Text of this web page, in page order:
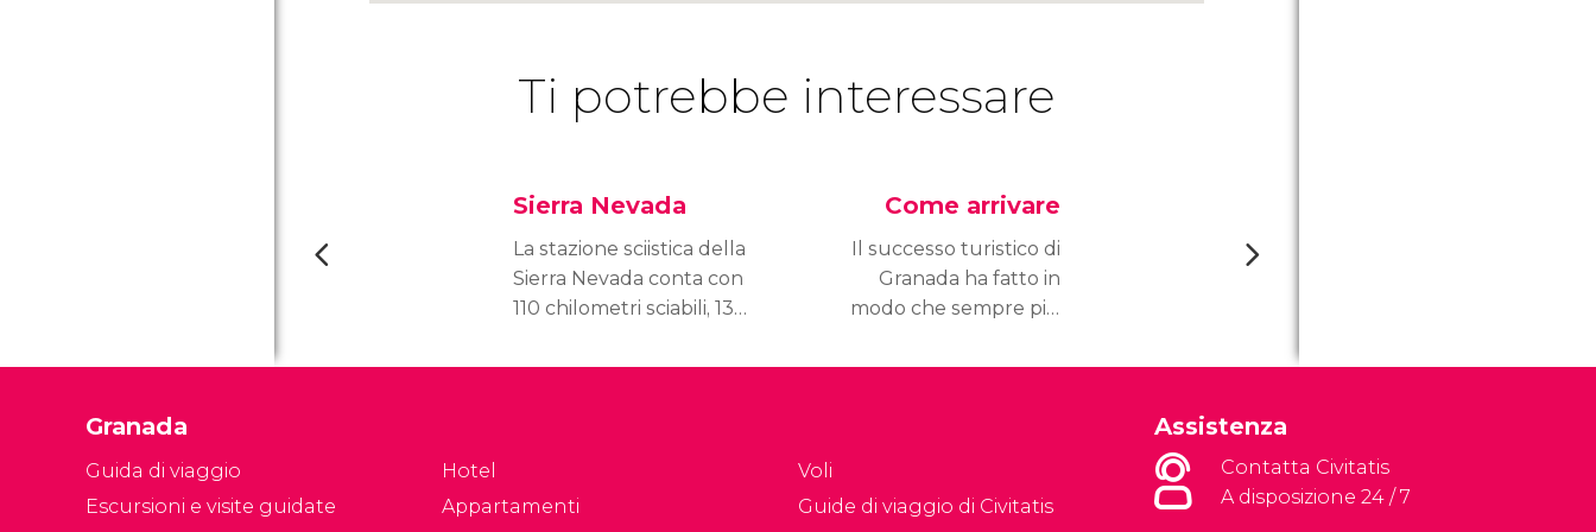
Ti potrebbe interessare
Sierra Nevada
La stazione sciistica della
Sierra Nevada conta con
110 chilometri sciabili, 131
risalita, e la sua vicinanza
Come arrivare
Il successo turistico di
Granada ha fatto in
modo che sempre più
città dell'Alhambra.
Granada
Guida di viaggio
Escursioni e visite guidate
Hotel
Appartamenti
Voli
Guide di viaggio di Civitatis
Assistenza
Contatta Civitatis
A disposizione 24 / 7